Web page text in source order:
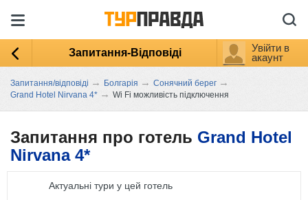
Запитання-Відповіді
Увійти в
акаунт
Запитання/відповіді → Болгарія → Сонячний берег →
Grand Hotel Nirvana 4* → Wi Fi можливість підключення
Запитання про готель Grand Hotel
Nirvana 4*
Актуальні тури у цей готель